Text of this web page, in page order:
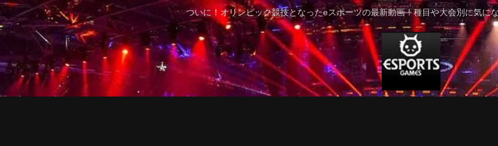
ついに！オリンピック競技となったeスポーツの最新動画！種目や大会別に気に